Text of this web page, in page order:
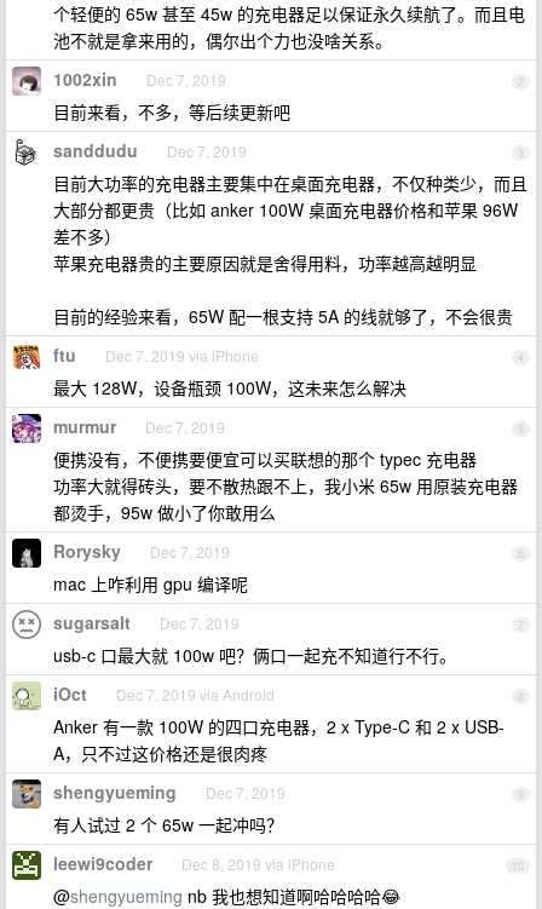
个轻便的 65w 甚至 45w 的充电器足以保证永久续航了。而且电
池不就是拿来用的，偶尔出个力也没啥关系。
2
1002xin Dec 7, 2019
目前来看，不多，等后续更新吧
3
sanddudu Dec 7, 2019
目前大功率的充电器主要集中在桌面充电器，不仅种类少，而且
大部分都更贵（比如 anker 100W 桌面充电器价格和苹果 96W
差不多）
苹果充电器贵的主要原因就是舍得用料，功率越高越明显
目前的经验来看，65W 配一根支持 5A 的线就够了，不会很贵
4
ftu Dec 7, 2019 via iPhone
最大 128W，设备瓶颈 100W，这未来怎么解决
5
murmur Dec 7, 2019
便携没有，不便携要便宜可以买联想的那个 typec 充电器
功率大就得砖头，要不散热跟不上，我小米 65w 用原装充电器
都烫手，95w 做小了你敢用么
6
Rorysky Dec 7, 2019
mac 上咋利用 gpu 编译呢
7
sugarsalt Dec 7, 2019
usb-c 口最大就 100w 吧？俩口一起充不知道行不行。
8
iOct Dec 7, 2019 via Android
Anker 有一款 100W 的四口充电器，2 x Type-C 和 2 x USB-
A，只不过这价格还是很肉疼
9
shengyueming Dec 7, 2019
有人试过 2 个 65w 一起冲吗？
10
leewi9coder Dec 8, 2019 via iPhone
@shengyueming nb 我也想知道啊哈哈哈哈😂